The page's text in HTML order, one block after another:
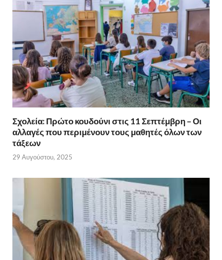
Σχολεία: Πρώτο κουδούνι στις 11 Σεπτέμβρη – Οι
αλλαγές που περιμένουν τους μαθητές όλων των
τάξεων
29 Αυγούστου, 2025